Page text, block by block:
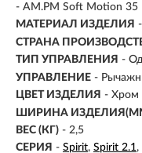
- AM.PM Soft Motion 35
МАТЕРИАЛ ИЗДЕЛИЯ -
СТРАНА
ТИП УПРАВЛЕНИЯ -
УПРАВЛЕНИЕ -
ЦВЕТ ИЗДЕЛИЯ - Хром
ШИРИНА
ВЕС (КГ) - 2,5
СЕРИЯ - Spirit Spirit 2.1